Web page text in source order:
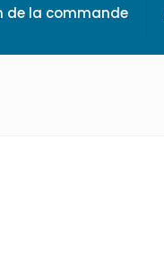
de la commande